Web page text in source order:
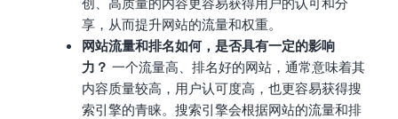
享，从而提升网站的流量和权重。
网站流量和排名如何，是否具有一定的影响
力？ 一个流量高、排名好的网站，通常意味着其
内容质量较高，用户认可度高，也更容易获得搜
索引擎的青睐。搜索引擎会根据网站的流量和排